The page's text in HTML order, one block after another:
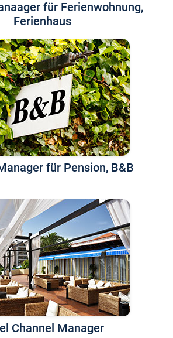
für Ferienwohnung,
Ferienhaus
für Pension, B&B
Channel Manager